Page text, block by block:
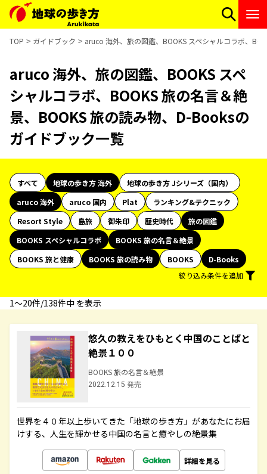
TOP ガイドブック aruco 海外、旅の図鑑、BOOKS スペシャルコラボ、
aruco 海外、旅の図鑑、BOOKS スペ
シャルコラボ、BOOKS 旅の名言＆絶
景、BOOKS 旅の読み物、D-Booksの
ガイドブック一覧
すべて 地球の歩き方 海外
地球の歩き方 Jシリーズ（国内）
aruco 海外
aruco 国内 Plat
ランキング&テクニック
Resort Style
島旅 御朱印 歴史時代
旅の図鑑
BOOKS スペシャルコラボ
BOOKS 旅の名言＆絶景
BOOKS 旅と健康
BOOKS 旅の読み物 BOOKS
D-Books
絞り込み条件を追加
1〜20件/138件中 を表示
悠久の教えをひもとく中国のことばと
絶景１００
BOOKS 旅の名言＆絶景
2022.12.15 発売
世界を４０年以上歩いてきた「地球の歩き方」があなたにお届
けする、人生を輝かせる中国の名言と癒やしの絶景集
詳細を見る